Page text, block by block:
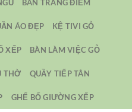
BÀN TRANG ĐIỂM
ÁO ĐẸP KỆ TIVI GỖ
XẾP BÀN LÀM VIỆC GỖ
THỜ QUẦY TIẾP TÂN
GHẾ BỐ GIƯỜNG XẾP